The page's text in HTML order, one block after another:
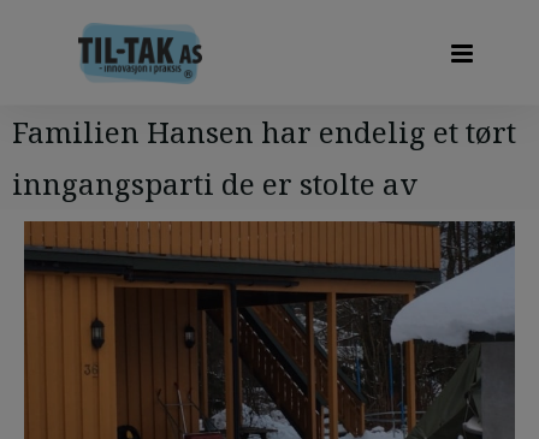
Familien Hansen har endelig et tørt
inngangsparti de er stolte av